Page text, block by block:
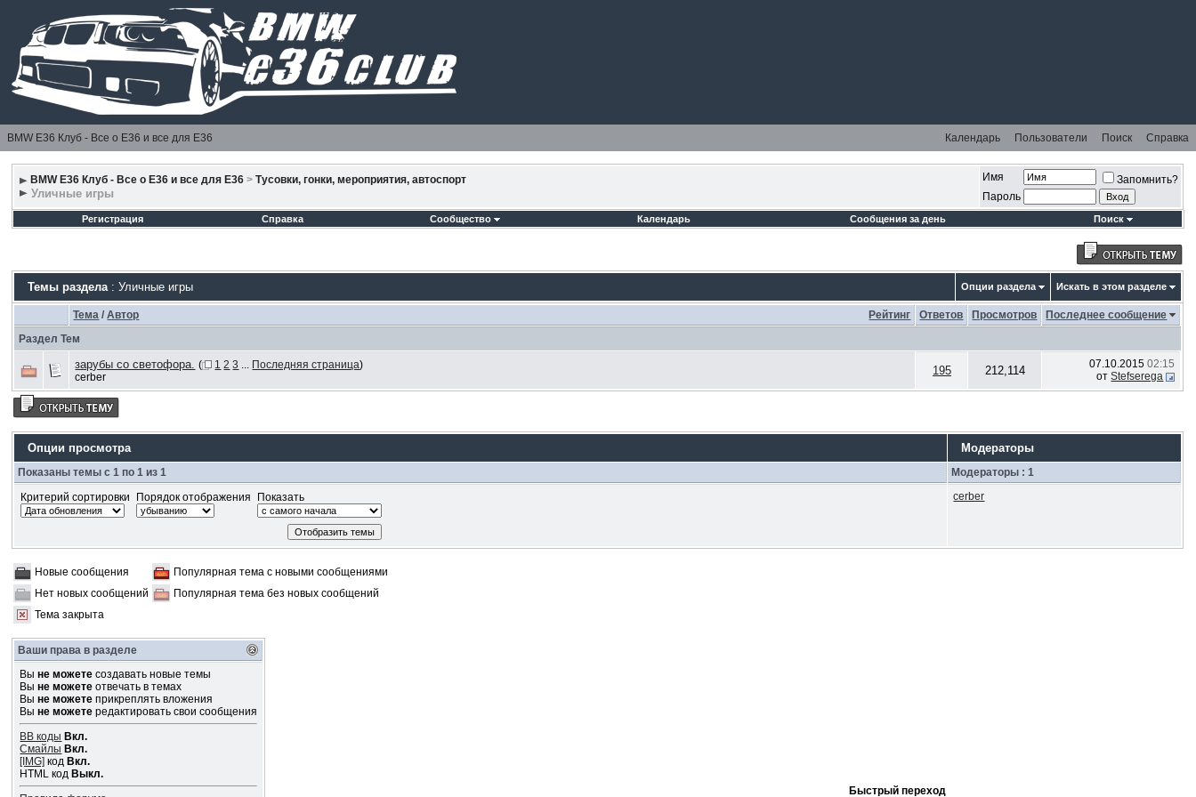
BMW E36 Клуб - Все о Е36 и все для Е36 Календарь Пользователи Поиск Справка
BMW E36 Клуб - Все о Е36 и все для Е36 >Тусовки, гонки, мероприятия, автоспорт
Уличные игры
Имя
Запомнить?
Пароль
Регистрация Справка Сообщество Календарь Сообщения за день Поиск
Темы раздела: Уличные игры Опции раздела Искать в этом разделе
Рейтинг
Тема /Автор Ответов Просмотров
Последнее сообщение
Раздел Тем
зарубы со светофора. ( 1 2 3 ... Последняя страница)
cerber
195 212,114 07.10.201502:15
отStefserega
Опции просмотра Модераторы
Показаны темы с 1 по 1 из 1
Модераторы : 1
Критерий сортировки
Порядок отображения Показать cerber
Новые сообщения
Популярная тема с новыми сообщениями
Нет новых сообщений
Популярная тема без новых сообщений
Тема закрыта
Ваши права в разделе
Выне можете создавать новые темы
Выне можете отвечать в темах
Выне можете прикреплять вложения
Выне можете редактировать свои сообщения
BB коды Вкл.
Смайлы Вкл.
[IMG] код Вкл.
HTML код Выкл.
Быстрый переход